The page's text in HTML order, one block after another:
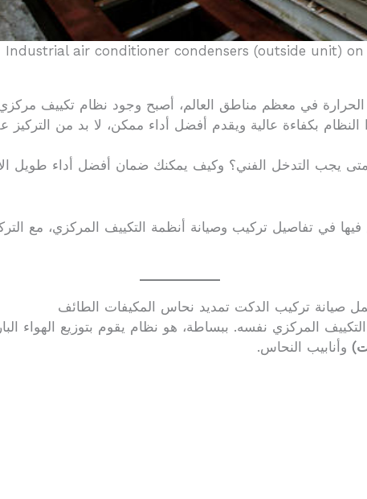
Industrial air conditioner condensers (outside unit)
في معظم مناطق العالم، أصبح وجود نظام تكييف
بكفاءة عالية ويقدم أفضل أداء ممكن، لا بد من التركيز
يجب التدخل الفني؟ وكيف يمكنك ضمان أفضل أداء طويل
صيانة تركيب الدكت تمديد نحاس المكيفات الطائف
المركزي نفسه. ببساطة، هو نظام يقوم بتوزيع الهواء
وأنابيب النحاس.